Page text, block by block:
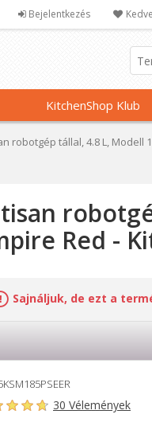
Bejelentkezés
KitchenShop Klub
robotgép tállal, 4.8 L, Modell
Red -
Sajnáljuk, de ezt a
30 Vélemények